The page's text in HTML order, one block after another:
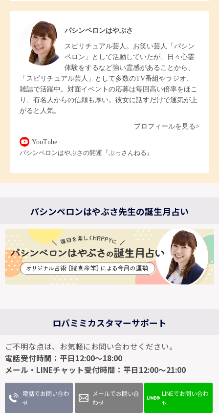
パシンペロンはやぶさ
スピリチュアル芸人。お笑い芸人「パシン
ペロン」として活動していたが、日々心霊
体験をするなど強い霊感があることから、
「スピリチュアル芸人」として多数のTV番組やラジオ、
雑誌で活躍中。対面イベントの応募は毎回高い倍率をほこ
り、有名人からの信頼も厚い。彼女に話すだけで運気が上
がると人気。
プロフィールを見る>
YouTube
パシンペロンはやぶさの開運『ぶっさんねる』
パシンペロンはやぶさ先生の誕生月占い
ロバミミカスタマーサポート
ご不明な点は、お気軽にお問い合わせください。
電話受付時間：平日12:00～18:00
メール・LINEチャット受付時間：平日12:00～21:00
電話でお問い合わ
せ
メールでお問い合
わせ
LINEでお問い合わ
せ